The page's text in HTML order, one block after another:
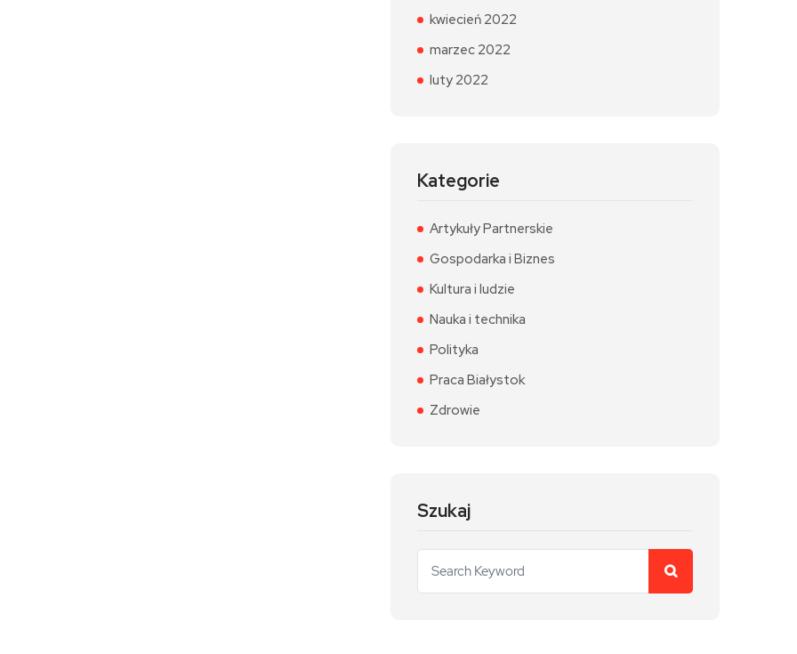
kwiecień 2022
marzec 2022
luty 2022
Kategorie
Artykuły Partnerskie
Gospodarka i Biznes
Kultura i ludzie
Nauka i technika
Polityka
Praca Białystok
Zdrowie
Szukaj